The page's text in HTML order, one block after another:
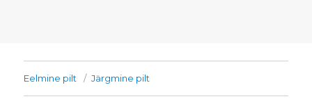
Eelmine pilt Järgmine pilt